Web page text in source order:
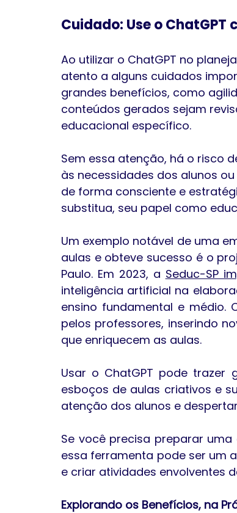
Cuidado: Use o
Ao utilizar o ChatGPT no
atento a alguns cuidados
grandes benefícios, como
conteúdos gerados sejam
educacional específico.
Sem essa atenção, há o risco
às necessidades dos alunos
de forma consciente e
substitua, seu papel como
Um exemplo notável de uma
aulas e obteve sucesso é o
Paulo. Em 2023, a Seduc-SP
inteligência artificial na
ensino fundamental e médio.
pelos professores, inserindo
que enriquecem as aulas.
Usar o ChatGPT pode trazer
esboços de aulas criativos e
atenção dos alunos e
Se você precisa preparar
essa ferramenta pode ser um
e criar atividades envolventes
Explorando os Benefícios, na